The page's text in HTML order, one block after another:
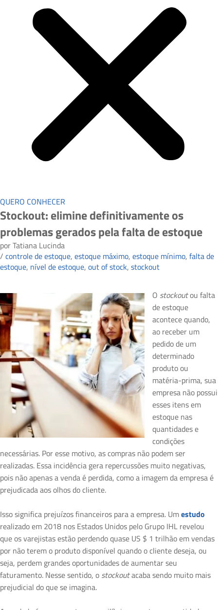
QUERO CONHECER
Stockout: elimine definitivamente os
problemas gerados pela falta de estoque
porTatiana Lucinda
/ controle de estoque, estoque máximo, estoque mínimo, falta de
estoque, nível de estoque, out of stock, stockout
O stockoutou falta
de estoque
acontece quando,
ao receber um
pedido de um
determinado
produto ou
matéria-prima, sua
empresa não possui
esses itens em
estoque nas
quantidades e
condições
necessárias. Por esse motivo, as compras não podem ser
realizadas. Essa incidência gera repercussões muito negativas,
pois não apenas a venda é perdida, como a imagem da empresa é
prejudicada aos olhos do cliente.
Isso significa prejuízos financeiros para a empresa. Umestudo
realizado em 2018 nos Estados Unidos pelo Grupo IHL revelou
que os varejistas estão perdendo quase US $ 1 trilhão em vendas
por não terem o produto disponível quando o cliente deseja, ou
seja, perdem grandes oportunidades de aumentar seu
faturamento. Nesse sentido, o stockoutacaba sendo muito mais
prejudicial do que se imagina.